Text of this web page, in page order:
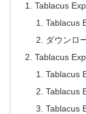
Tablacus
Tablacus
ダウンロ
Tablacus
Tablacus
Tablacus
Tablacus